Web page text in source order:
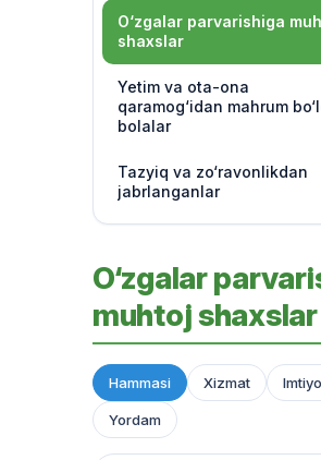
O‘zgalar parvarishiga
shaxslar
Yetim va ota-ona
qaramog‘idan mahrum
bolalar
Tazyiq va zo‘ravonlikdan
jabrlanganlar
O‘zgalar
muhtoj shaxslar
Hammasi Xizmat
Yordam